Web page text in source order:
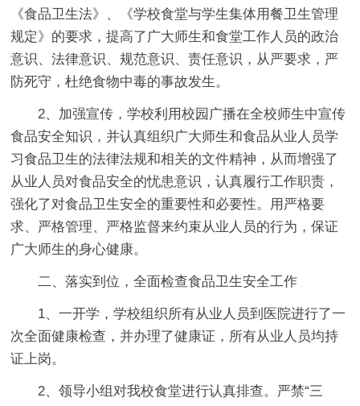
《食品卫生法》、《学校食堂与学生集体用餐卫生管理
规定》的要求，提高了广大师生和食堂工作人员的政治
意识、法律意识、规范意识、责任意识，从严要求，严
防死守，杜绝食物中毒的事故发生。
2、加强宣传，学校利用校园广播在全校师生中宣传
食品安全知识，并认真组织广大师生和食品从业人员学
习食品卫生的法律法规和相关的文件精神，从而增强了
从业人员对食品安全的忧患意识，认真履行工作职责，
强化了对食品卫生安全的重要性和必要性。用严格要
求、严格管理、严格监督来约束从业人员的行为，保证
广大师生的身心健康。
二、落实到位，全面检查食品卫生安全工作
1、一开学，学校组织所有从业人员到医院进行了一
次全面健康检查，并办理了健康证，所有从业人员均持
证上岗。
2、领导小组对我校食堂进行认真排查。严禁“三